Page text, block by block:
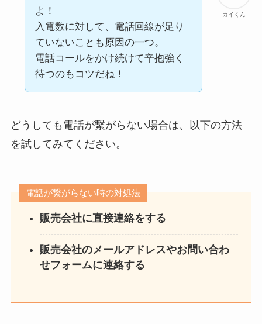
カイくん
よ！
入電数に対して、電話回線が足り
ていないことも原因の一つ。
電話コールをかけ続けて辛抱強く
待つのもコツだね！
どうしても電話が繋がらない場合は、以下の方法
を試してみてください。
電話が繋がらない時の対処法
販売会社に直接連絡をする
販売会社のメールアドレスやお問い合わ
せフォームに連絡する